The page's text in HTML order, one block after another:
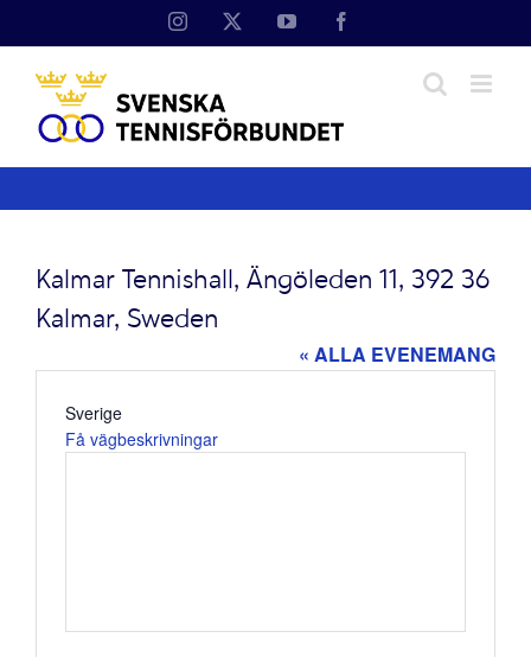
Instagram YouTube
Kalmar Tennishall, Ängöleden 11, 392 36
Kalmar, Sweden
« ALLA EVENEMANG
Adress
Sverige
Få vägbeskrivningar